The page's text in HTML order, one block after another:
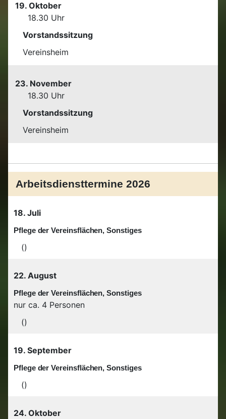
19. Oktober
18.30 Uhr
Vorstandssitzung
Vereinsheim
23. November
18.30 Uhr
Vorstandssitzung
Vereinsheim
Arbeitsdiensttermine 2026
18. Juli
Pflege der Vereinsflächen, Sonstiges
()
22. August
Pflege der Vereinsflächen, Sonstiges
nur ca. 4 Personen
()
19. September
Pflege der Vereinsflächen, Sonstiges
()
24. Oktober